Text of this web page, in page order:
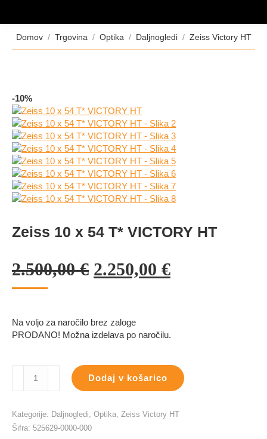
Tukaj ste:
Domov Trgovina Optika Daljnogledi Zeiss Victory HT
-10%
Zeiss 10 x 54 T* VICTORY HT
2.500,00€ Izvirna
bila:
2.250,00 €Trenutna
2.250,00 €.
Na voljo za naročilo brez zaloge
PRODANO! Možna izdelava po naročilu.
T*
VICTORY
Dodaj v košarico
Kategorije: Daljnogledi, Optika, Zeiss Victory HT
Šifra: 525629-0000-000